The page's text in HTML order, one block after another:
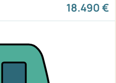
18.490 €